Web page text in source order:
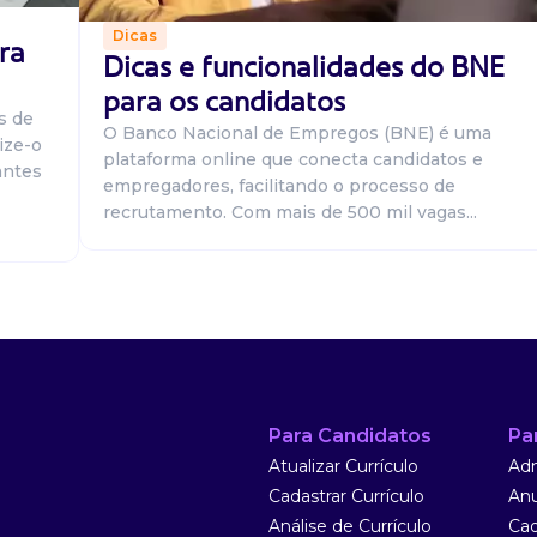
na região
analista de
ou áreas
de
o
Dicas
Dicas e funcionalidades do BNE
para os candidatos
O Banco Nacional de Empregos (BNE) é uma
plataforma online que conecta candidatos e
empregadores, facilitando o processo de
recrutamento. Com mais de 500 mil vagas...
Para Candidatos
Atualizar Currículo
Cadastrar Currículo
Análise de Currículo